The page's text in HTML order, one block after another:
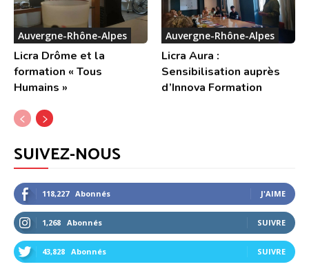
Auvergne-Rhône-Alpes
Licra Drôme et la
formation « Tous
Humains »
Auvergne-Rhône-Alpes
Licra Aura :
Sensibilisation auprès
d’Innova Formation
SUIVEZ-NOUS
118,227 Abonnés J'AIME
1,268 Abonnés SUIVRE
43,828 Abonnés SUIVRE